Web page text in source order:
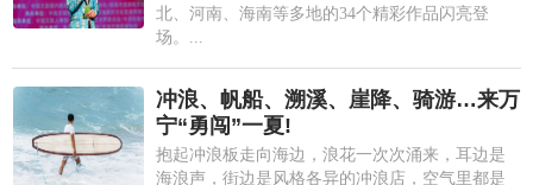
北、河南、海南等多地的34个精彩作品闪亮登
场。...
冲浪、帆船、溯溪、崖降、骑游…来万
宁“勇闯”一夏!
抱起冲浪板走向海边，浪花一次次涌来，耳边是
海浪声，街边是风格各异的冲浪店，空气里都是